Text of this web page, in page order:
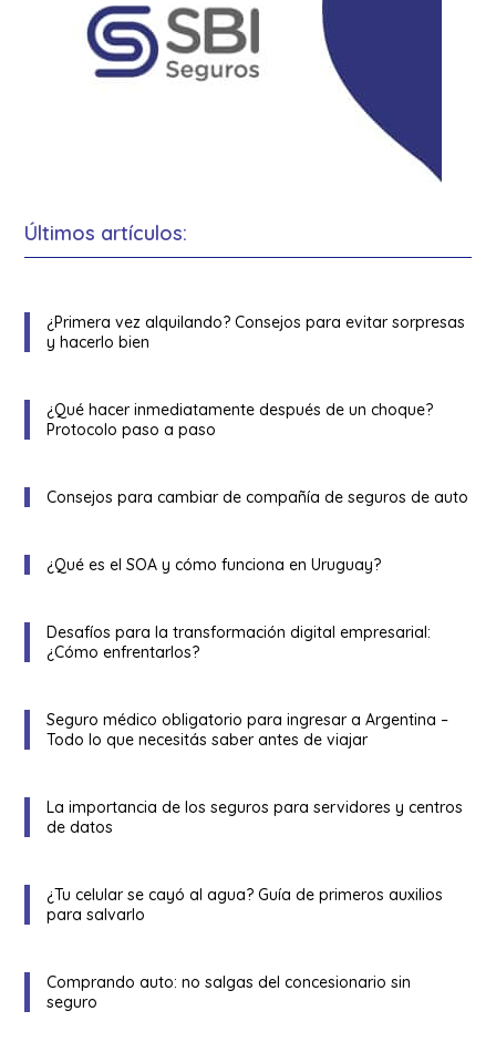
Últimos artículos:
¿Primera vez alquilando? Consejos para evitar sorpresas
y hacerlo bien
¿Qué hacer inmediatamente después de un choque?
Protocolo paso a paso
Consejos para cambiar de compañía de seguros de auto
¿Qué es el SOA y cómo funciona en Uruguay?
Desafíos para la transformación digital empresarial:
¿Cómo enfrentarlos?
Seguro médico obligatorio para ingresar a Argentina –
Todo lo que necesitás saber antes de viajar
La importancia de los seguros para servidores y centros
de datos
¿Tu celular se cayó al agua? Guía de primeros auxilios
para salvarlo
Comprando auto: no salgas del concesionario sin
seguro